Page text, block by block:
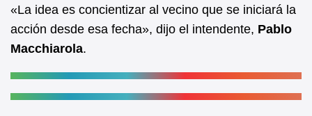
«La idea es concientizar al vecino que se iniciará la
acción desde esa fecha», dijo el intendente, Pablo
Macchiarola.